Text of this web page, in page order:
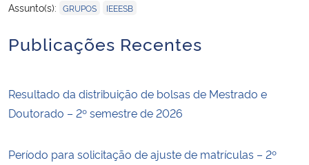
Assunto(s): GRUPOS IEEESB
Publicações Recentes
Resultado da distribuição de bolsas de Mestrado e
Doutorado – 2º semestre de 2026
Período para solicitação de ajuste de matrículas – 2º